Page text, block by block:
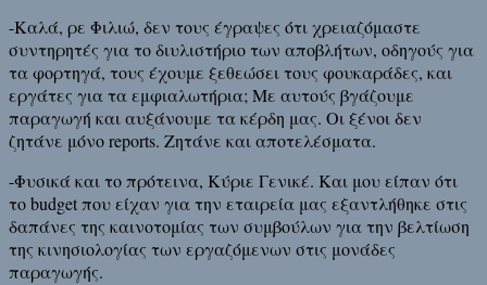
-Καλά, ρε Φιλιώ, δεν τους έγραψες ότι χρειαζόμαστε
συντηρητές για το διυλιστήριο των αποβλήτων, οδηγούς για
τα φορτηγά, τους έχουμε ξεθεώσει τους φουκαράδες, και
εργάτες για τα εμφιαλωτήρια; Με αυτούς βγάζουμε
παραγωγή και αυξάνουμε τα κέρδη μας. Οι ξένοι δεν
ζητάνε μόνο reports. Ζητάνε και αποτελέσματα.
-Φυσικά και το πρότεινα, Κύριε Γενικέ. Και μου είπαν ότι
το budget που είχαν για την εταιρεία μας εξαντλήθηκε στις
δαπάνες της καινοτομίας των συμβούλων για την βελτίωση
της κινησιολογίας των εργαζόμενων στις μονάδες
παραγωγής.